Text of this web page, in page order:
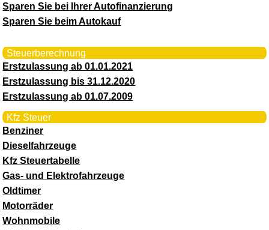
Sparen Sie bei Ihrer Autofinanzierung
Sparen Sie beim Autokauf
Steuerberechnung
Erstzulassung ab 01.01.2021
Erstzulassung bis 31.12.2020
Erstzulassung ab 01.07.2009
Kfz Steuer
Benziner
Dieselfahrzeuge
Kfz Steuertabelle
Gas- und Elektrofahrzeuge
Oldtimer
Motorräder
Wohnmobile